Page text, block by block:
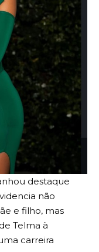
destaque
não
e filho, mas
Telma à
carreira